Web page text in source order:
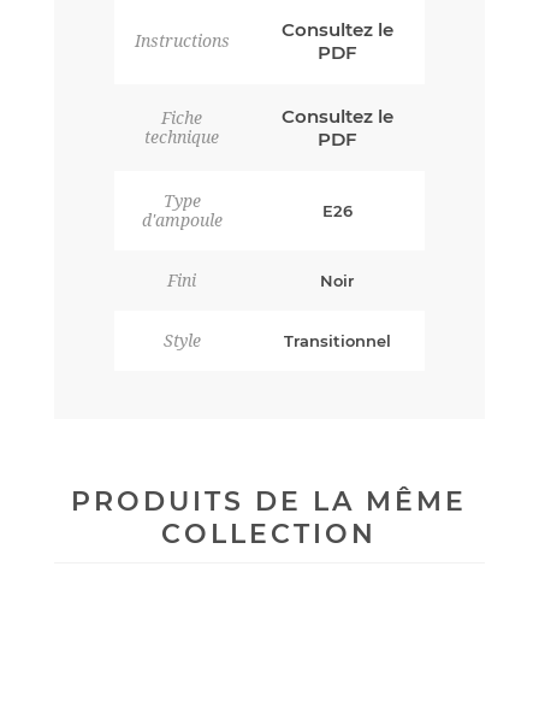
Instructions
Consultez le
PDF
Fiche
technique
Consultez le
PDF
Type
d'ampoule
E26
Fini Noir
Style Transitionnel
PRODUITS DE LA MÊME
COLLECTION